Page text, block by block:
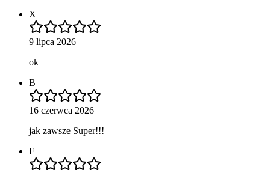
X
9 lipca 2026
ok
B
16 czerwca 2026
jak zawsze Super!!!
F